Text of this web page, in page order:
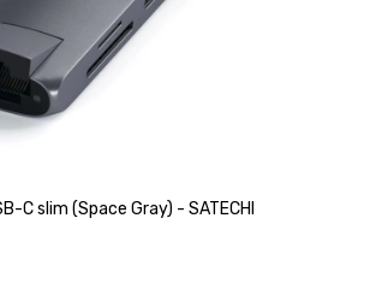
C slim (Space Gray) - SATECHI